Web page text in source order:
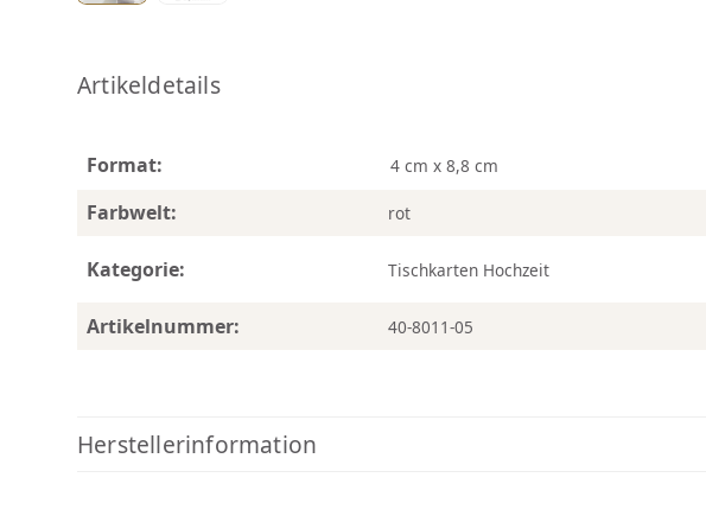
Artikeldetails
Format: 4 cm x 8,8 cm
Farbwelt: rot
Kategorie: Tischkarten Hochzeit
Artikelnummer: 40-8011-05
Herstellerinformation